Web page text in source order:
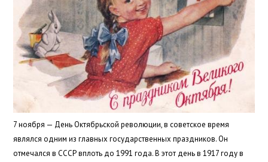
7 ноября — День Октябрьской революции, в советское время
являлся одним из главных государственных праздников. Он
отмечался в СССР вплоть до 1991 года. В этот день в 1917 году в